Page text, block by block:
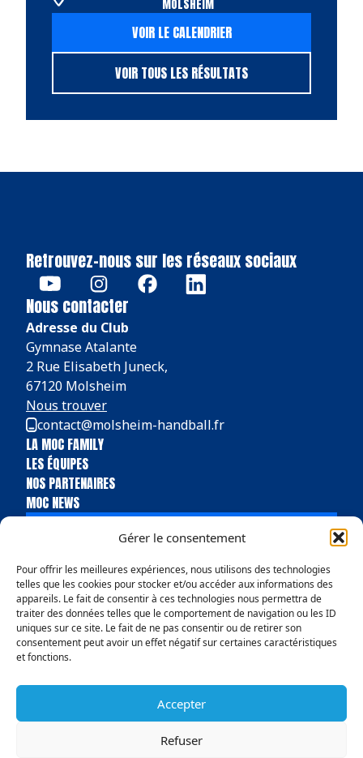
Gérer le consentement
Pour offrir les meilleures expériences, nous utilisons des technologies
telles que les cookies pour stocker et/ou accéder aux informations des
appareils. Le fait de consentir à ces technologies nous permettra de
traiter des données telles que le comportement de navigation ou les ID
uniques sur ce site. Le fait de ne pas consentir ou de retirer son
consentement peut avoir un effet négatif sur certaines caractéristiques
et fonctions.
Accepter
Refuser
MOLSHEIM
VOIR LE CALENDRIER
VOIR TOUS LES RÉSULTATS
Retrouvez-nous sur les réseaux sociaux
Nous contacter
Adresse du Club
Gymnase Atalante
2 Rue Elisabeth Juneck,
67120 Molsheim
Nous trouver
contact@molsheim-handball.fr
LA MOC FAMILY
LES ÉQUIPES
NOS PARTENAIRES
MOC NEWS
BILLETTERIE
BOUTIQUE
Politique de confidentialitéConditions Générales de vente
Mentions légales
Politique en matière de remboursements et de retours
© Copyright 2025 MOC Handball Molsheim